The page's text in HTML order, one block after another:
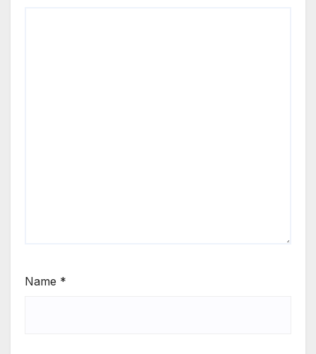
Name *